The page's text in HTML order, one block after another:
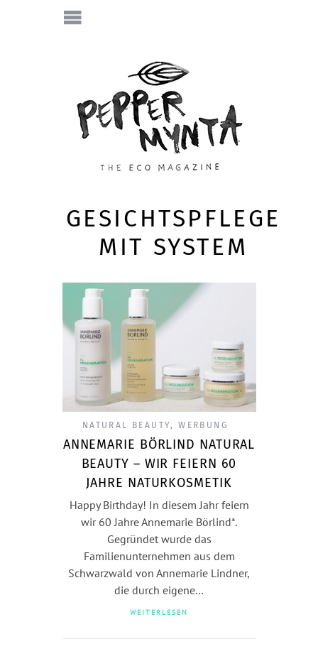
GESICHTSPFLEGE
MIT SYSTEM
NATURAL BEAUTY,WERBUNG
ANNEMARIE BÖRLIND NATURAL
BEAUTY – WIR FEIERN 60
JAHRE NATURKOSMETIK
Happy Birthday! In diesem Jahr feiern
wir 60 Jahre Annemarie Börlind*.
Gegründet wurde das
Familienunternehmen aus dem
Schwarzwald von Annemarie Lindner,
die durch eigene…
WEITERLESEN